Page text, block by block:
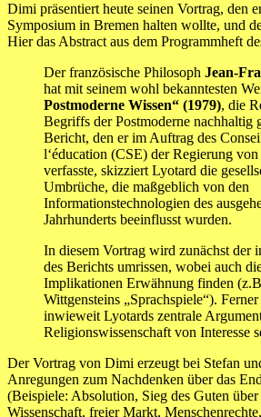
Dimi präsentiert heute seinen Vortrag, den
Symposium in Bremen halten wollte, und
Hier das Abstract aus dem Programmheft
Der französische Philosoph Jean-
hat mit seinem wohl bekanntesten
Postmoderne Wissen“ (1979), die
Begriffs der Postmoderne nachhaltig
Bericht, den er im Auftrag des
l‘éducation (CSE) der Regierung
verfasste, skizziert Lyotard die
Umbrüche, die maßgeblich von den
Informationstechnologien des
Jahrhunderts beeinflusst wurden.
In diesem Vortrag wird zunächst der
des Berichts umrissen, wobei auch
Implikationen Erwähnung finden
Wittgensteins „Sprachspiele“).
inwieweit Lyotards zentrale
Religionswissenschaft von Interesse
Der Vortrag von Dimi erzeugt bei Stefan
Anregungen zum Nachdenken über das
(Beispiele: Absolution, Sieg des Guten
Wissenschaft, freier Markt,